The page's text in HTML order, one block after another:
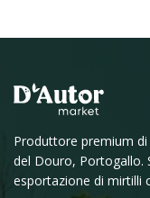
Produttore premium
del Douro, Portogallo.
esportazione di mirtilli